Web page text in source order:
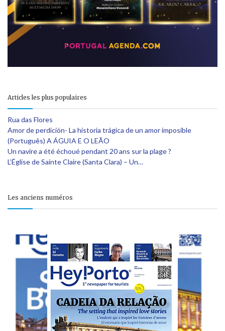
Articles les plus populaires
Rua das Flores
Amor de perdición- La historia trágica de un amor imposible
(Português) A ÁGUIA E O LEÃO
Un navire a été échoué pendant 20 ans sur la plage ?
L’Église de Sainte Claire (Santa Clara) – Un…
Les anciens numéros